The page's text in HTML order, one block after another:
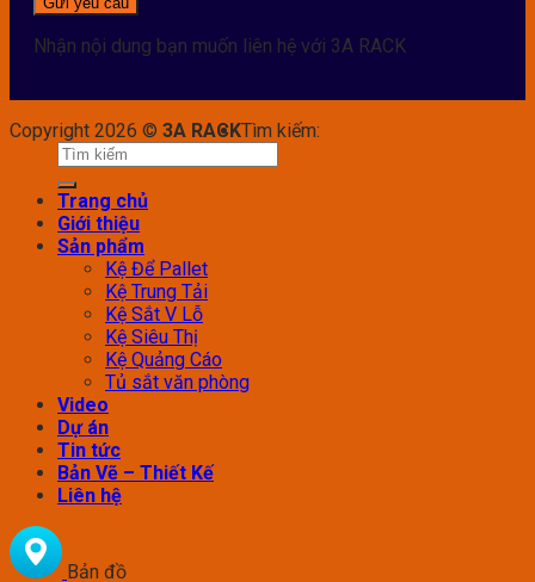
Nhận nội dung bạn muốn liên hệ với 3A RACK
Copyright 2026 © 3A RACKTìm kiếm:
Trang chủ
Giới thiệu
Sản phẩm
Kệ Để Pallet
Kệ Trung Tải
Kệ Sắt V Lỗ
Kệ Siêu Thị
Kệ Quảng Cáo
Tủ sắt văn phòng
Video
Dự án
Tin tức
Bản Vẽ – Thiết Kế
Liên hệ
Bản đồ